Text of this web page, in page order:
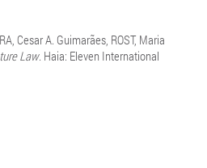
Cesar A. Guimarães, ROST, Maria
Law. Haia: Eleven International